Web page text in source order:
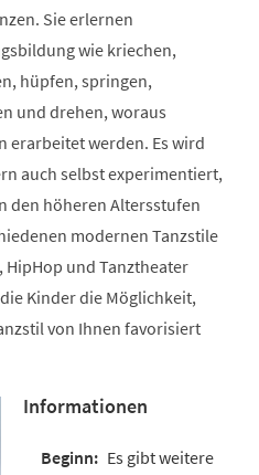
Sie erlernen
wie kriechen,
hüpfen, springen,
und drehen, woraus
erarbeitet werden. Es wird
auch selbst experimentiert,
den höheren Altersstufen
modernen Tanzstile
HipHop und Tanztheater
Kinder die Möglichkeit,
von Ihnen favorisiert
Informationen
Es gibt weitere